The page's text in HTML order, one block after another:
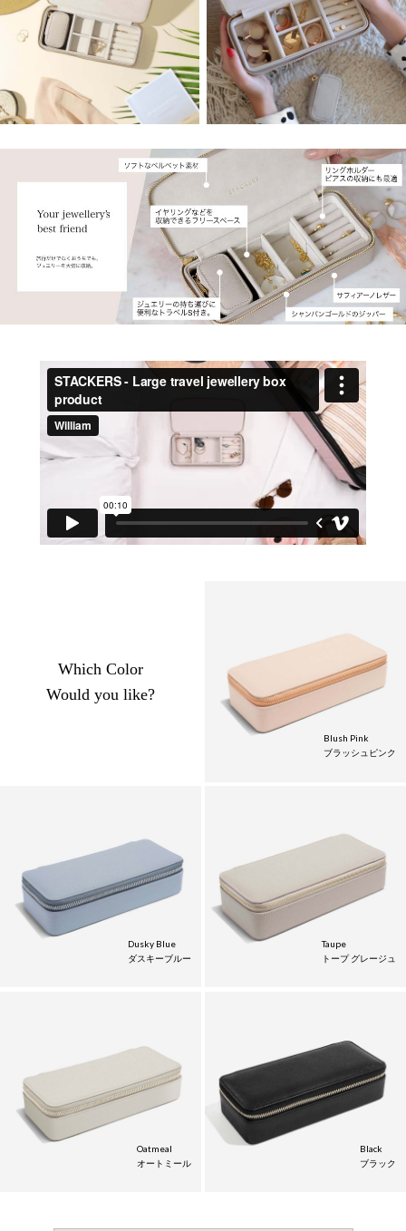
Which Color
Would you like?
Blush Pink
ブラッシュピンク
Dusky Blue
ダスキーブルー
Taupe
トープ グレージュ
Oatmeal
オートミール
Black
ブラック